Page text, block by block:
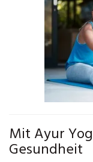
Mit Ayur
Gesundheit